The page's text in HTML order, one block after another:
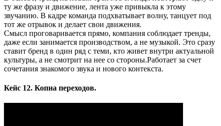
ту же фразу и движение, лента уже привыкла к этому
звучанию. В кадре команда подхватывает волну, танцует под
тот же отрывок и делает свои движения.
Смысл проговаривается прямо, компания соблюдает тренды,
даже если занимается производством, а не музыкой. Это сразу
ставит бренд в один ряд с теми, кто живет внутри актуальной
культуры, а не смотрит на нее со стороны.Работает за счет
сочетания знакомого звука и нового контекста.
Кейс 12. Копна переходов.